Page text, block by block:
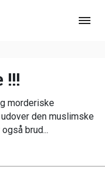
!!!
morderiske
den muslimske
brud...